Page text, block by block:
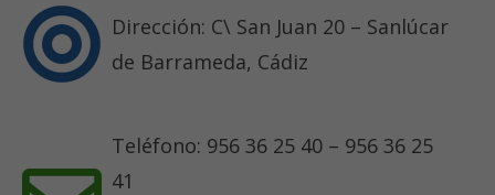
Dirección: C\ San Juan 20 – Sanlúcar
de Barrameda, Cádiz
Teléfono: 956 36 25 40 – 956 36 25
41